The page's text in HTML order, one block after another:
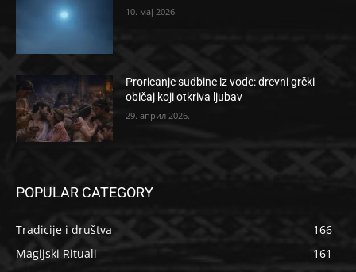
10. мај 2026.
Proricanje sudbine iz vode: drevni grčki
običaj koji otkriva ljubav
29. април 2026.
POPULAR CATEGORY
Tradicije i društva
166
Magijski Rituali
161